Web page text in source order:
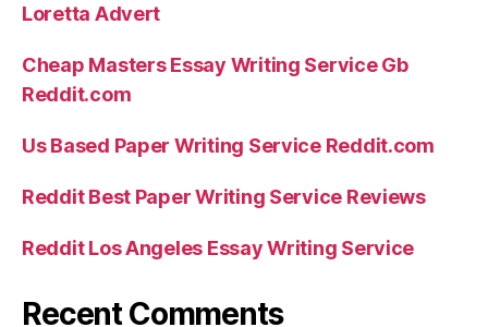
Loretta Advert
Cheap Masters Essay Writing Service Gb
Reddit.com
Us Based Paper Writing Service Reddit.com
Reddit Best Paper Writing Service Reviews
Reddit Los Angeles Essay Writing Service
Recent Comments